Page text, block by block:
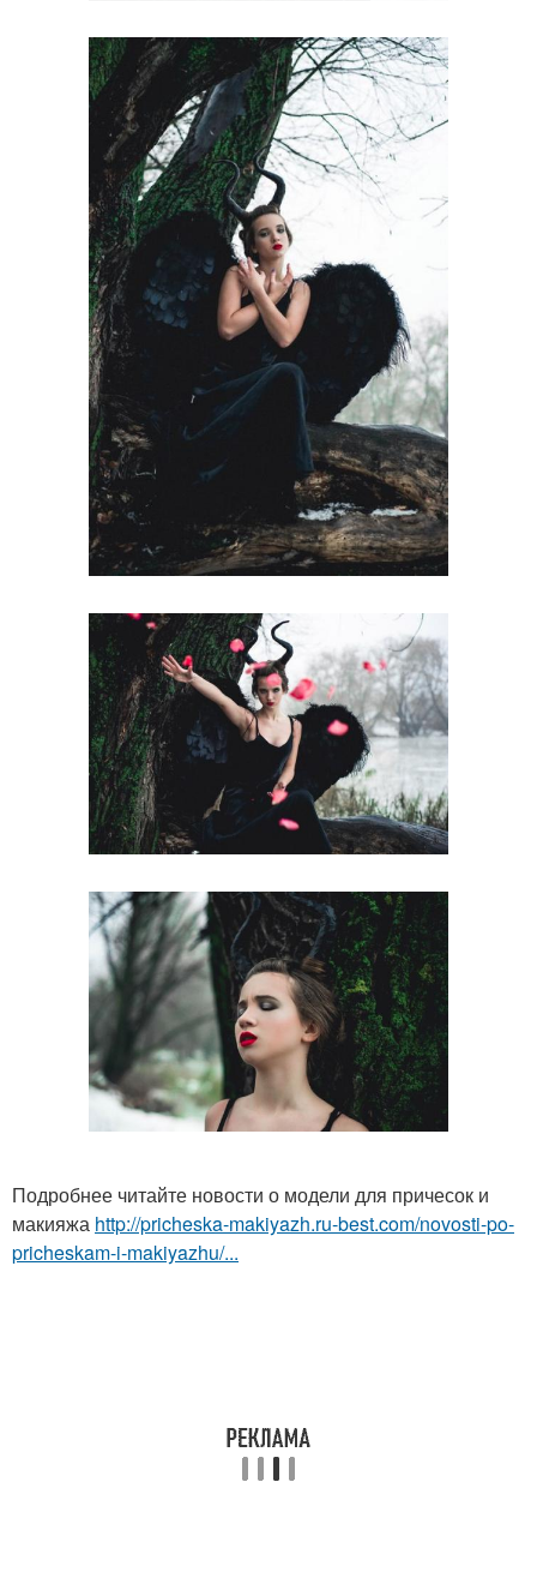
Подробнее читайте новости о модели для причесок и
макияжа http://pricheska-makiyazh.ru-best.com/novosti-po-
pricheskam-i-makiyazhu/...